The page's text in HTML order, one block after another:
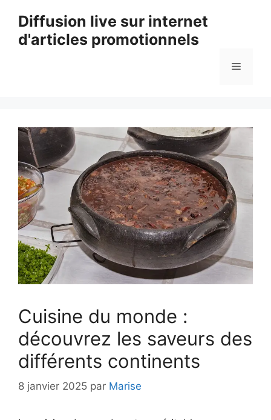
contenu
Diffusion live sur internet
d'articles promotionnels
Menu
Cuisine du monde :
découvrez les saveurs des
différents continents
8 janvier 2025 par Marise